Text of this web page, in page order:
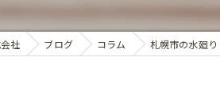
社 ブログ コラム 札幌市の水廻